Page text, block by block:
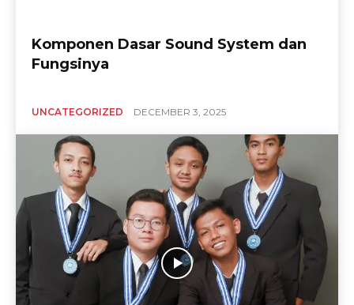
Komponen Dasar Sound System dan
Fungsinya
UNCATEGORIZED DECEMBER 3, 2025